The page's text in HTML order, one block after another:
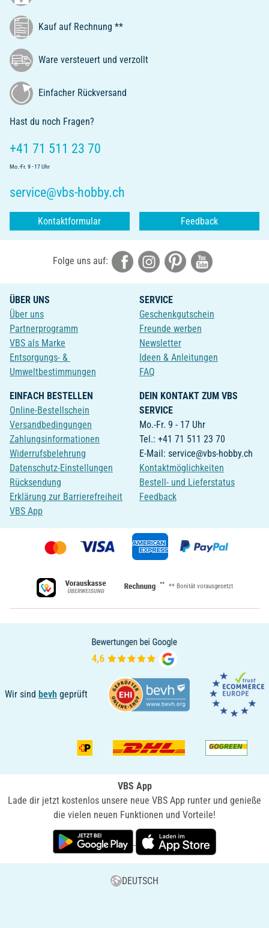
Kauf auf Rechnung **
Ware versteuert und verzollt
Einfacher Rückversand
Hast du noch Fragen?
+41 71 511 23 70
Mo.-Fr. 9 - 17 Uhr
service@vbs-hobby.ch
Kontaktformular Feedback
Folge uns auf:
ÜBER UNS
Über uns
Partnerprogramm
VBS als Marke
Entsorgungs- &
Umweltbestimmungen
SERVICE
Geschenkgutschein
Freunde werben
Newsletter
Ideen & Anleitungen
FAQ
EINFACH BESTELLEN
Online-Bestellschein
Versandbedingungen
Zahlungsinformationen
Widerrufsbelehrung
Datenschutz-Einstellungen
Rücksendung
Erklärung zur Barrierefreiheit
VBS App
DEIN KONTAKT ZUM VBS
SERVICE
Mo.-Fr. 9 - 17 Uhr
Tel.: +41 71 511 23 70
E-Mail: service@vbs-hobby.ch
Kontaktmöglichkeiten
Bestell- und Lieferstatus
Feedback
** ** Bonität vorausgesetzt
Wir sind bevh geprüft
VBS App
Lade dir jetzt kostenlos unsere neue VBS App runter und genieße
die vielen neuen Funktionen und Vorteile!
DEUTSCH